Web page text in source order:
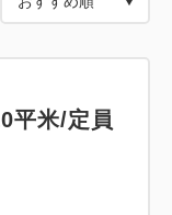
す
ティの補充は希
平米/定員